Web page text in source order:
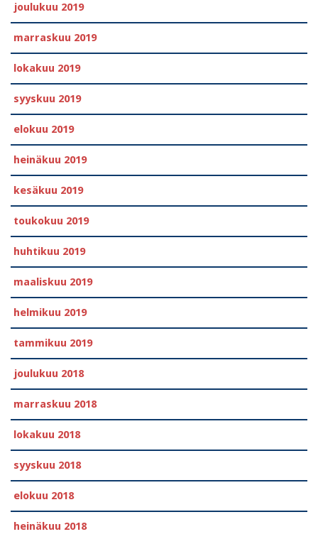
joulukuu 2019
marraskuu 2019
lokakuu 2019
syyskuu 2019
elokuu 2019
heinäkuu 2019
kesäkuu 2019
toukokuu 2019
huhtikuu 2019
maaliskuu 2019
helmikuu 2019
tammikuu 2019
joulukuu 2018
marraskuu 2018
lokakuu 2018
syyskuu 2018
elokuu 2018
heinäkuu 2018